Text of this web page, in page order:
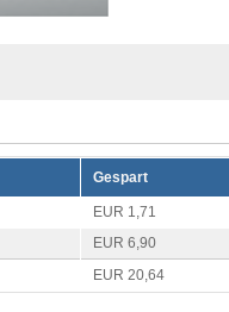
Gespart
EUR 1,71
EUR 6,90
EUR 20,64